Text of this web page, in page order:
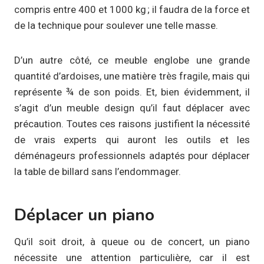
compris entre 400 et 1000 kg ; il faudra de la force et
de la technique pour soulever une telle masse.
D’un autre côté, ce meuble englobe une grande
quantité d’ardoises, une matière très fragile, mais qui
représente ¾ de son poids. Et, bien évidemment, il
s’agit d’un meuble design qu’il faut déplacer avec
précaution. Toutes ces raisons justifient la nécessité
de vrais experts qui auront les outils et les
déménageurs professionnels adaptés pour déplacer
la table de billard sans l’endommager.
Déplacer un piano
Qu’il soit droit, à queue ou de concert, un piano
nécessite une attention particulière, car il est